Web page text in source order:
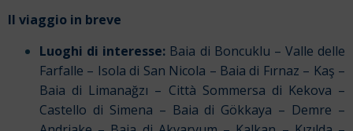
Il viaggio in breve
Luoghi di interesse: Baia di Boncuklu – Valle delle
Farfalle – Isola di San Nicola – Baia di Fırnaz – Kaş –
Baia di Limanağzı – Città Sommersa di Kekova –
Castello di Simena – Baia di Gökkaya – Demre –